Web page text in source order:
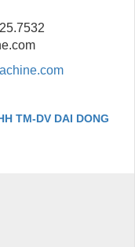
TM-DV DAI DONG